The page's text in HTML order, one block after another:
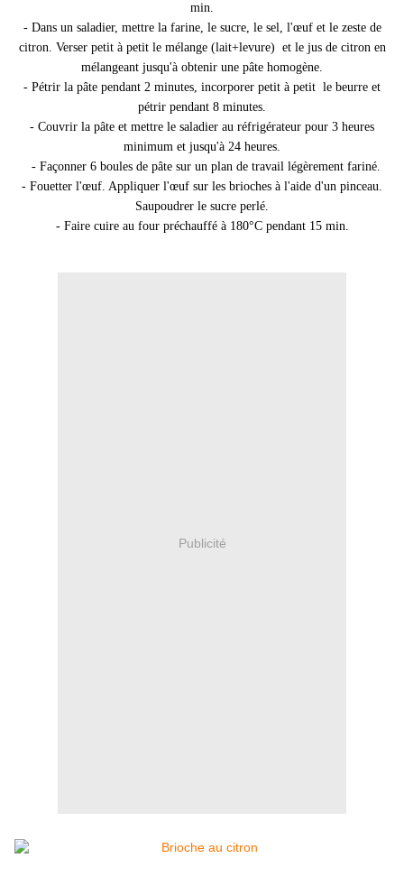
min.
- Dans un saladier, mettre la farine, le sucre, le sel, l'œuf et le zeste de
citron. Verser petit à petit le mélange (lait+levure) et le jus de citron en
mélangeant jusqu'à obtenir une pâte homogène.
- Pétrir la pâte pendant 2 minutes, incorporer petit à petit le beurre et
pétrir pendant 8 minutes.
- Couvrir la pâte et mettre le saladier au réfrigérateur pour 3 heures
minimum et jusqu'à 24 heures.
- Façonner 6 boules de pâte sur un plan de travail légèrement fariné.
- Fouetter l'œuf. Appliquer l'œuf sur les brioches à l'aide d'un pinceau.
Saupoudrer le sucre perlé.
- Faire cuire au four préchauffé à 180°C pendant 15 min.
Publicité